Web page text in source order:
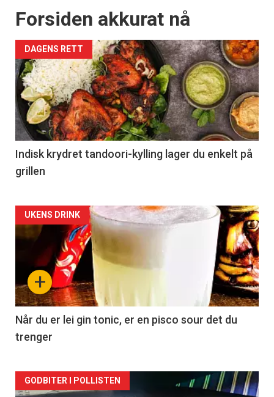
Forsiden akkurat nå
DAGENS RETT
Indisk krydret tandoori-kylling lager du enkelt på
grillen
Forsiden
akkurat
nå
-
2
+
UKENS DRINK
Når du er lei gin tonic, er en pisco sour det du
trenger
Forsiden
GODBITER I POLLISTEN